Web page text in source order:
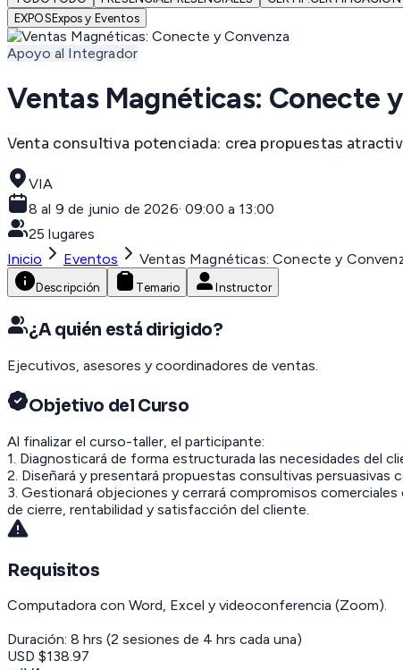
EXPOSExpos y Eventos
Apoyo al Integrador
Ventas Magnéticas: Conecte
Venta consultiva potenciada: crea propuestas
VIA
8 al 9 de junio de 2026·09:00 a 13:00
25 lugares
Inicio
Eventos Ventas Magnéticas: Conecte y
Descripción Temario Instructor
¿A quién está dirigido?
Ejecutivos, asesores y coordinadores de ventas.
Objetivo del Curso
Al finalizar el curso-taller, el participante:
1. Diagnosticará de forma estructurada las necesidades del
2. Diseñará y presentará propuestas consultivas persuasivas
3. Gestionará objeciones y cerrará compromisos
de cierre, rentabilidad y satisfacción del cliente.
Requisitos
Computadora con Word, Excel y videoconferencia (Zoom).
Duración: 8 hrs (2 sesiones de 4 hrs cada una)
USD $138.97